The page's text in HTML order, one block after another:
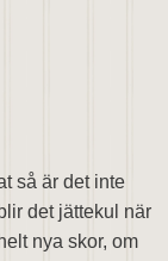
så är det inte
det jättekul när
nya skor, om